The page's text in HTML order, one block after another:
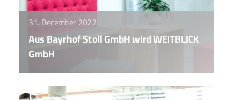
31. December 2022
Aus Bayrhof Stoll GmbH wird WEITBLICK
GmbH